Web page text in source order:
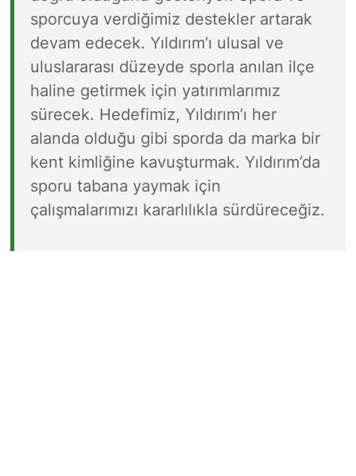
sporcuya verdiğimiz destekler artarak
devam edecek. Yıldırım’ı ulusal ve
uluslararası düzeyde sporla anılan ilçe
haline getirmek için yatırımlarımız
sürecek. Hedefimiz, Yıldırım’ı her
alanda olduğu gibi sporda da marka bir
kent kimliğine kavuşturmak. Yıldırım’da
sporu tabana yaymak için
çalışmalarımızı kararlılıkla sürdüreceğiz.